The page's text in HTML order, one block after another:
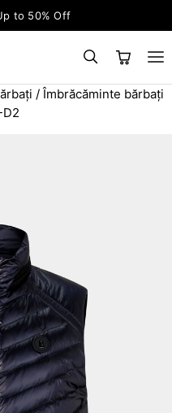
to 50% Off
CAUTĂ ×
/ Îmbrăcăminte bărbați
D2